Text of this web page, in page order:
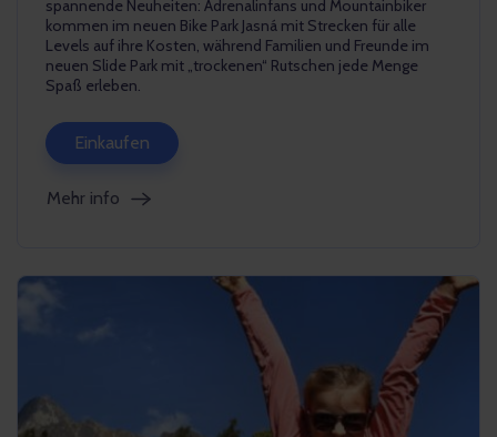
spannende Neuheiten: Adrenalinfans und Mountainbiker
kommen im neuen Bike Park Jasná mit Strecken für alle
Levels auf ihre Kosten, während Familien und Freunde im
neuen Slide Park mit „trockenen“ Rutschen jede Menge
Spaß erleben.
Einkaufen
Mehr info